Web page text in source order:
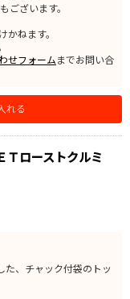
ざいます。
ねます。
せフォームまでお問い合
Ｔローストクルミ
た、チャック付袋のトッ